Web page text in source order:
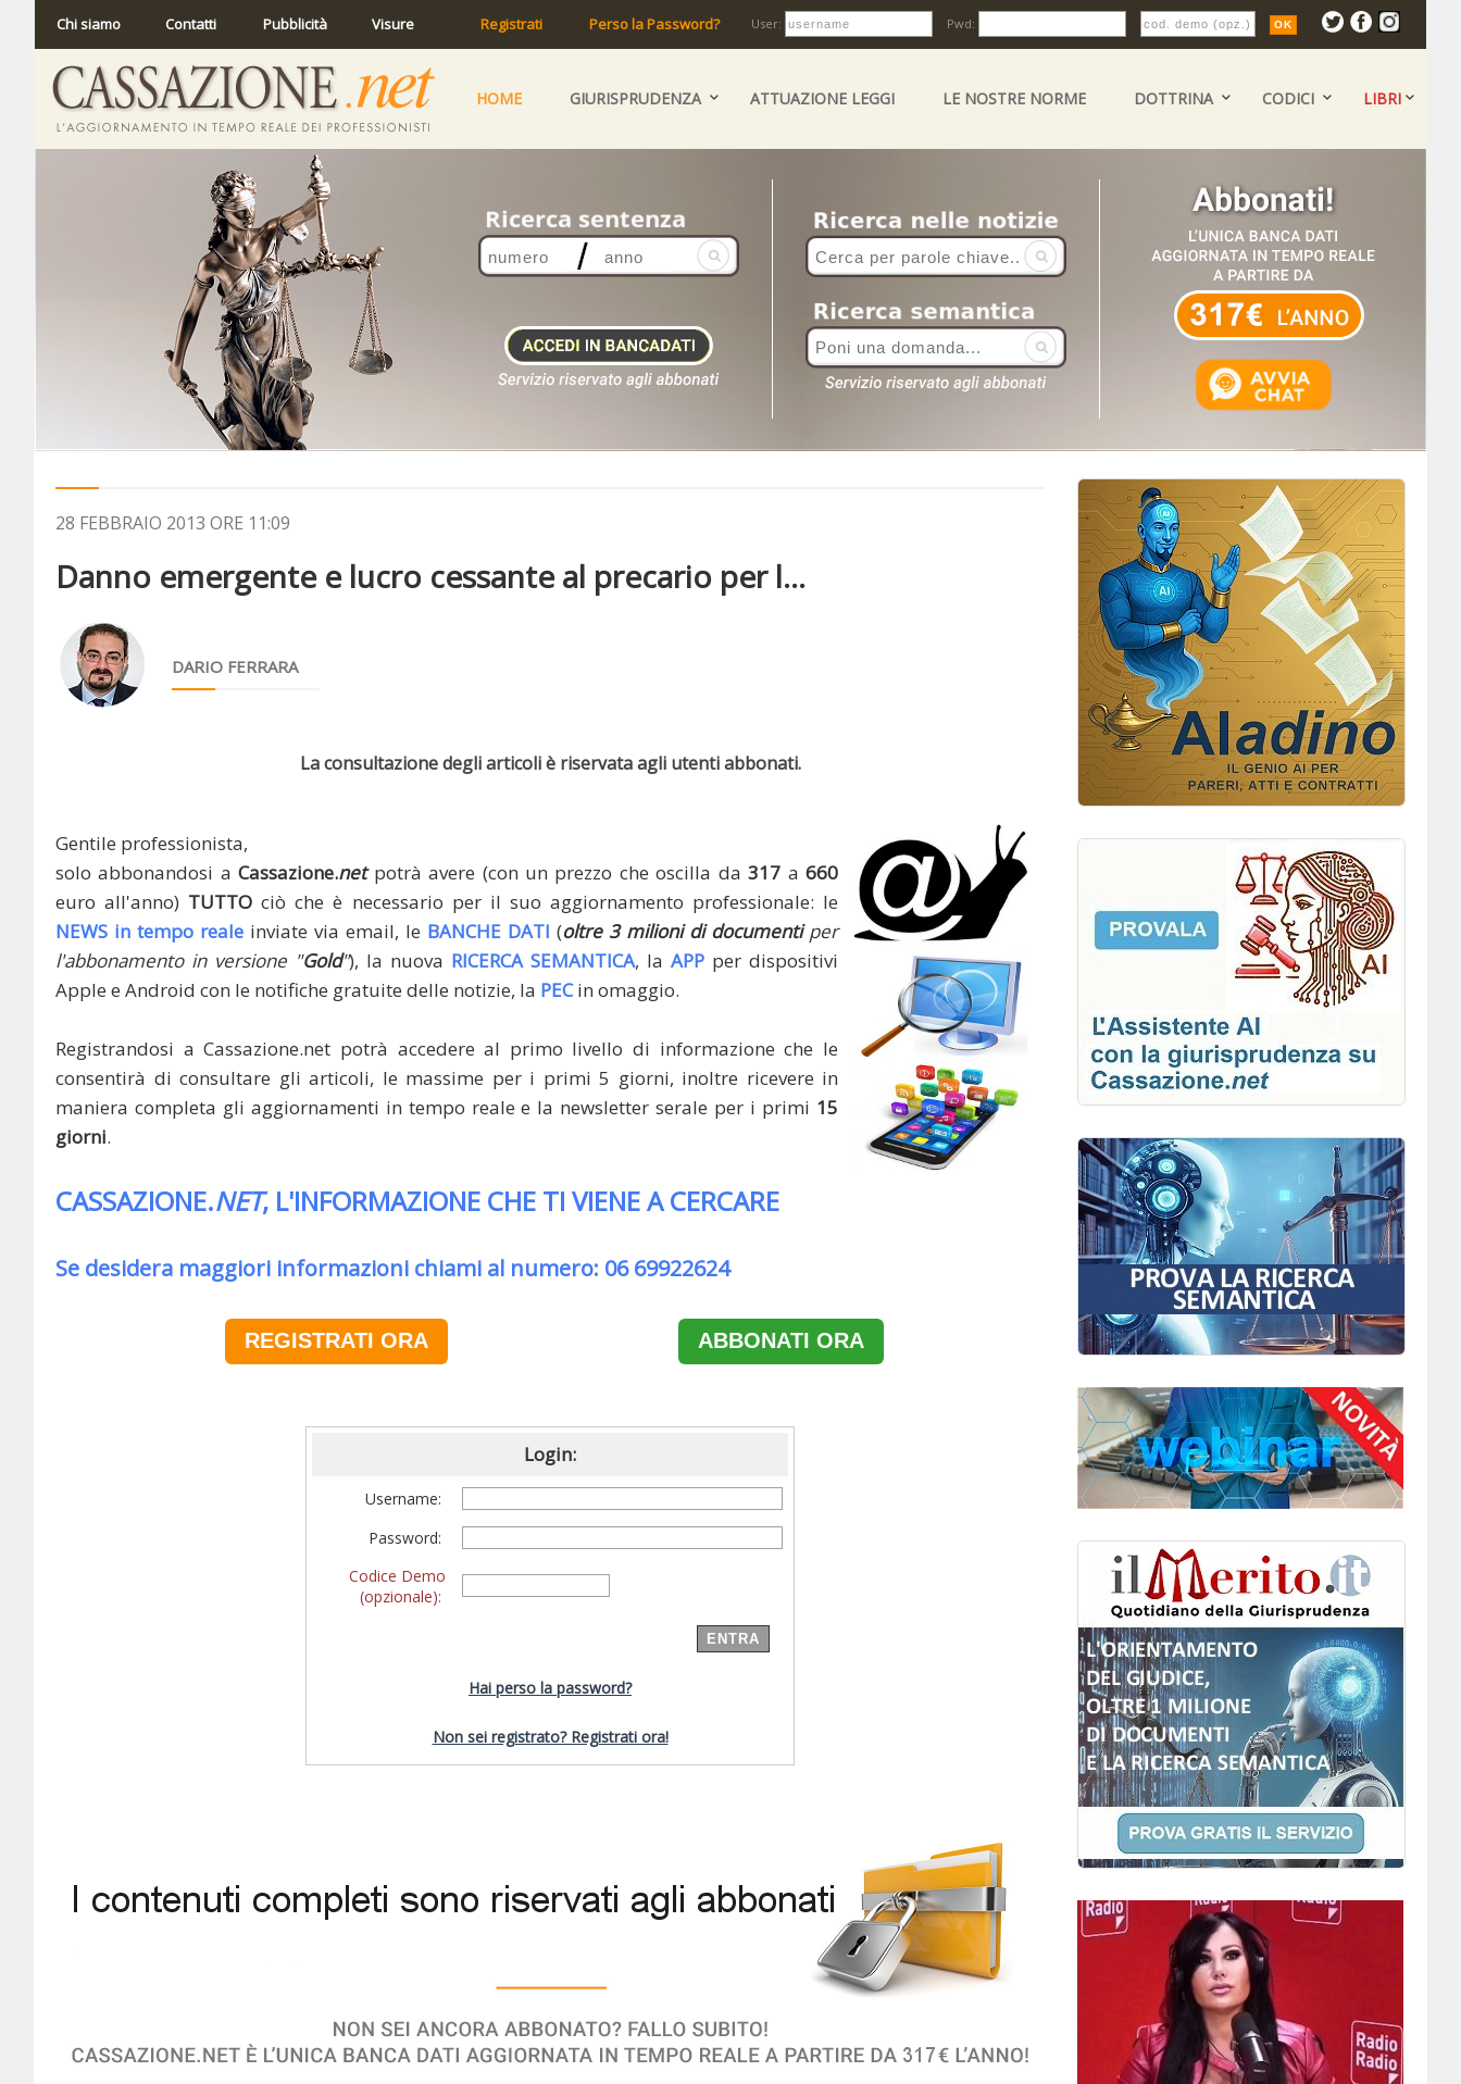
Chi siamo Contatti Pubblicità Visure Registrati Perso la Password? User: Pwd:
HOME GIURISPRUDENZA ATTUAZIONE LEGGI LE NOSTRE NORME DOTTRINA CODICI LIBRI
28 FEBBRAIO 2013 ORE 11:09
Danno emergente e lucro cessante al precario per l...
DARIO FERRARA
La consultazione degli articoli è riservata agli utenti abbonati.
Gentile professionista,
solo abbonandosi aCassazione.netpotrà avere (con un prezzo che oscilla da317 a660
euro all'anno) TUTTO ciò che è necessario per il suo aggiornamento professionale: le
NEWS in tempo reale inviate via email, le BANCHE DATI (oltre 3 milioni di documentiper
l'abbonamento in versione "Gold"), la nuova RICERCA SEMANTICA, la APP per dispositivi
Apple e Android con le notifiche gratuite delle notizie, la PECin omaggio.
Registrandosi a Cassazione.net potrà accedere al primo livello di informazione che le
consentirà di consultare gli articoli, le massime per i primi 5 giorni, inoltre ricevere in
maniera completa gli aggiornamenti in tempo reale e la newsletter serale per i primi 15
giorni.
CASSAZIONE.NET, L'INFORMAZIONE CHE TI VIENE A CERCARE
Se desidera maggiori informazioni chiami al numero: 06 69922624
REGISTRATI ORA ABBONATI ORA
Login:
Username:
Password:
Codice Demo
(opzionale):
Hai perso la password?
Non sei registrato? Registrati ora!